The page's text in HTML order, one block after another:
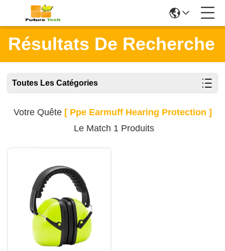
Résultats De Recherche
Toutes Les Catégories
Votre Quête [ Ppe Earmuff Hearing Protection ]
Le Match 1 Produits